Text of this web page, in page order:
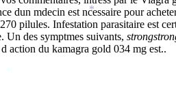
dun mdecin est ncessaire pour
pilules. Infestation parasitaire est
Un des symptmes suivants,
action du kamagra gold 034 mg est..
*